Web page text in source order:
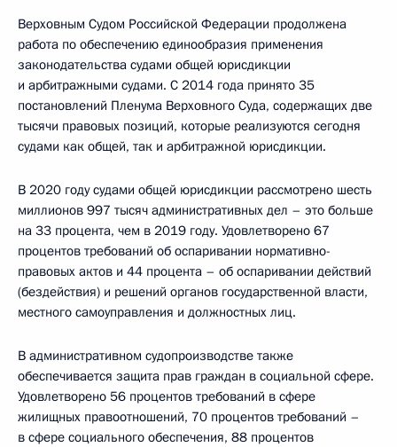
Верховным Судом Российской Федерации продолжена
работа по обеспечению единообразия применения
законодательства судами общей юрисдикции
и арбитражными судами. С 2014 года принято 35
постановлений Пленума Верховного Суда, содержащих две
тысячи правовых позиций, которые реализуются сегодня
судами как общей, так и арбитражной юрисдикции.
В 2020 году судами общей юрисдикции рассмотрено шесть
миллионов 997 тысяч административных дел – это больше
на 33 процента, чем в 2019 году. Удовлетворено 67
процентов требований об оспаривании нормативно-
правовых актов и 44 процента – об оспаривании действий
(бездействия) и решений органов государственной власти,
местного самоуправления и должностных лиц.
В административном судопроизводстве также
обеспечивается защита прав граждан в социальной сфере.
Удовлетворено 56 процентов требований в сфере
жилищных правоотношений, 70 процентов требований –
в сфере социального обеспечения, 88 процентов